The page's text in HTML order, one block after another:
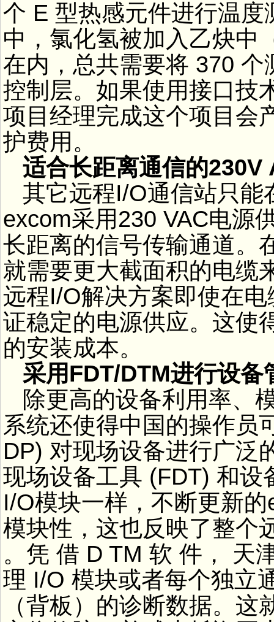
个 E 型热感元件进行温
中，氯化氢被加入乙炔中
在内，总共需要将 370
控制层。如果使用接口技
项目经理完成这个项目会
护费用。
适合长距离通信的230V
其它远程I/O通信站只能
excom采用230 VAC电源
长距离的信号传输通道。
就需要更大截面积的电缆
远程I/O解决方案即使在
证稳定的电源供应。这使
的安装成本。
采用FDT/DTM进行设备
除更高的设备利用率、
系统还使得中国的操作员
DP) 对现场设备进行广泛
现场设备工具 (FDT) 和设
I/O模块一样，不断更新
模块性，这也反映了整个
。凭 借 D TM 软 件， 天
理 I/O 模块或者每个独立
（背板）的诊断数据。